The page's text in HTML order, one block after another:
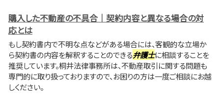
購入した不動産の不具合｜契約内容と異なる場合の対
応とは
もし契約書内で不明な点などがある場合には、客観的な立場か
ら契約書の内容を解釈することのできる弁護士に相談することを
推奨しています。桐井法律事務所は、不動産取引に関する問題も
専門的に取り扱っておりますので、お困りの方は一度ご相談にお越
しください。